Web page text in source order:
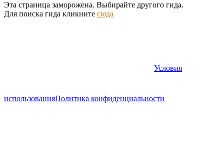
Эта страница заморожена. Выбирайте другого гида.
Для поиска гида кликните сюда
Условия
использованияПолитика конфиденциальности